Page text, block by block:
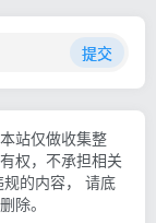
提交
站仅做收集整
权，不承担相关
的内容， 请底
除。